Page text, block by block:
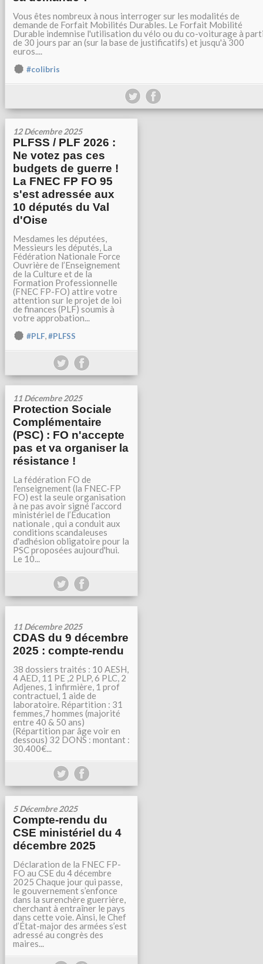
Vous êtes nombreux à nous interroger sur les modalités de
demande de Forfait Mobilités Durables. Le Forfait Mobilité
Durable indemnise l'utilisation du vélo ou du co-voiturage à
de 30 jours par an (sur la base de justificatifs) et jusqu'à 300
euros....
#colibris
12 Décembre 2025
PLFSS / PLF 2026 :
Ne votez pas ces
budgets de guerre !
La FNEC FP FO 95
s'est adressée aux
10 députés du Val
d'Oise
Mesdames les députées,
Messieurs les députés, La
Fédération Nationale Force
Ouvrière de l’Enseignement
de la Culture et de la
Formation Professionnelle
(FNEC FP-FO) attire votre
attention sur le projet de loi
de finances (PLF) soumis à
votre approbation...
#PLF,#PLFSS
11 Décembre 2025
Protection Sociale
Complémentaire
(PSC) : FO n'accepte
pas et va organiser la
résistance !
La fédération FO de
l'enseignement (la FNEC-FP
FO) est la seule organisation
à ne pas avoir signé l’accord
ministériel de l’Éducation
nationale , qui a conduit aux
conditions scandaleuses
d'adhésion obligatoire pour la
PSC proposées aujourd'hui.
Le 10...
11 Décembre 2025
CDAS du 9 décembre
2025 : compte-rendu
38 dossiers traités : 10 AESH,
4 AED, 11 PE ,2 PLP, 6 PLC, 2
Adjenes, 1 infirmière, 1 prof
contractuel, 1 aide de
laboratoire. Répartition : 31
femmes,7 hommes (majorité
entre 40 & 50 ans)
(Répartition par âge voir en
dessous) 32 DONS : montant :
30.400€...
5 Décembre 2025
Compte-rendu du
CSE ministériel du 4
décembre 2025
Déclaration de la FNEC FP-
FO au CSE du 4 décembre
2025 Chaque jour qui passe,
le gouvernement s’enfonce
dans la surenchère guerrière,
cherchant à entraîner le pays
dans cette voie. Ainsi, le Chef
d’État-major des armées s’est
adressé au congrès des
maires...